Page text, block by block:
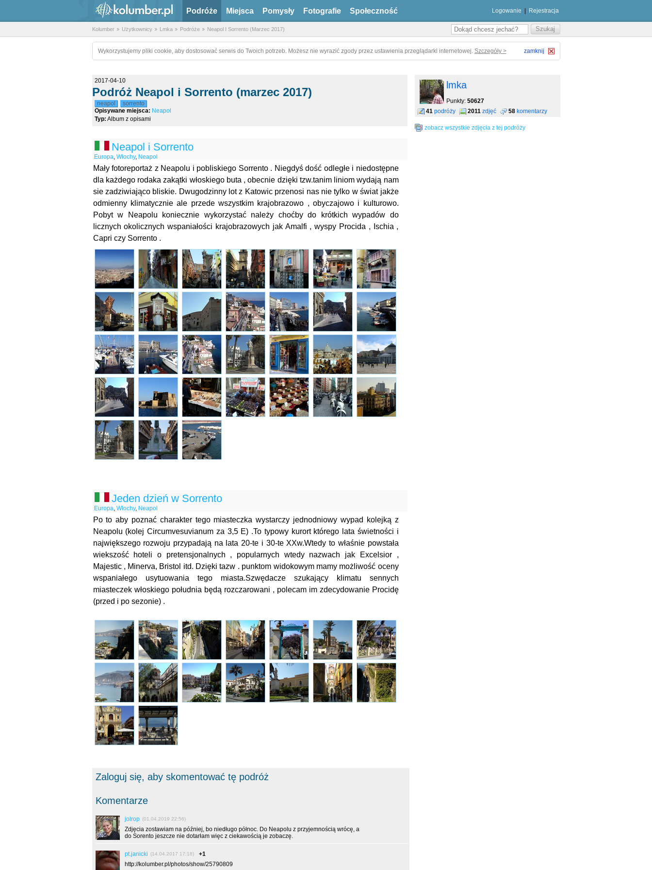
Podróże Miejsca Pomysły Fotografie Społeczność Logowanie Rejestracja
Kolumber Użytkownicy Lmka Podróże Neapol I Sorrento (Marzec 2017)
Wykorzystujemy pliki cookie, aby dostosować serwis do Twoich potrzeb. Możesz nie wyrazić zgody przez ustawienia przeglądarki internetowej. Szczegóły > zamknij
2017-04-10
Podróż Neapol i Sorrento (marzec 2017)
neapol
sorrento
Opisywane miejsca: Neapol
Typ: Album z opisami
Neapol i Sorrento
Europa, Włochy, Neapol
Mały fotoreportaż z Neapolu i pobliskiego Sorrento . Niegdyś dość odległe i niedostępne
dla każdego rodaka zakątki włoskiego buta , obecnie dzięki tzw.tanim liniom wydają nam
sie zadziwiająco bliskie. Dwugodzinny lot z Katowic przenosi nas nie tylko w świat jakże
odmienny klimatycznie ale przede wszystkim krajobrazowo , obyczajowo i kulturowo.
Pobyt w Neapolu koniecznie wykorzystać należy choćby do krótkich wypadów do
licznych okolicznych wspaniałości krajobrazowych jak Amalfi , wyspy Procida , Ischia ,
Capri czy Sorrento .
Jeden dzień w Sorrento
Europa, Włochy, Neapol
Po to aby poznać charakter tego miasteczka wystarczy jednodniowy wypad kolejką z
Neapolu (kolej Circumvesuvianum za 3,5 E) .To typowy kurort którego lata świetności i
największego rozwoju przypadają na lata 20-te i 30-te XXw.Wtedy to właśnie powstała
wiekszość hoteli o pretensjonalnych , popularnych wtedy nazwach jak Excelsior ,
Majestic , Minerva, Bristol itd. Dzięki tazw . punktom widokowym mamy możliwość oceny
wspaniałego usytuowania tego miasta.Szwędacze szukający klimatu sennych
miasteczek włoskiego południa będą rozczarowani , polecam im zdecydowanie Procidę
(przed i po sezonie) .
Zaloguj się, aby skomentować tę podróż
Komentarze
jolrop (01.04.2019 22:56)
Zdjęcia zostawiam na później, bo niedługo północ. Do Neapolu z przyjemnością wrócę, a
do Sorento jeszcze nie dotarłam więc z ciekawością je zobaczę.
pt.janicki (14.04.2017 17:18)
+1
http://kolumber.pl/photos/show/25790809
lmka
Punkty: 50627
41 podróży 2011 zdjęć 58 komentarzy
zobacz wszystkie zdjęcia z tej podróży